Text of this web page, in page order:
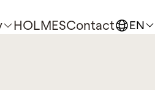
HOLMESContact EN